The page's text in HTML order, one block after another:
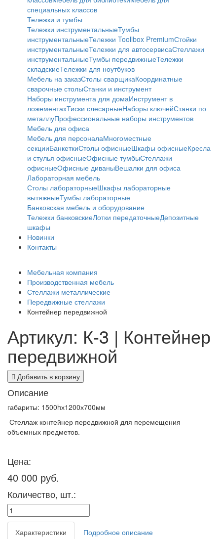
специальных классов
Тележки и тумбы
Тележки инструментальныеТумбы
инструментальныеТележки Toollbox PremiumСтойки
инструментальныеТележки для автосервисаСтеллажи
инструментальныеТумбы передвижныеТележки
складскиеТележки для ноутбуков
Мебель на заказСтолы сварщикаКоординатные
сварочные столыСтанки и инструмент
Наборы инструмента для домаИнструмент в
ложементахТиски слесарныеНаборы ключейСтанки по
металлуПрофессиональные наборы инструментов
Мебель для офиса
Мебель для персоналаМногоместные
секцииБанкеткиСтолы офисныеШкафы офисныеКресла
и стулья офисныеОфисные тумбыСтеллажи
офисныеОфисные диваныВешалки для офиса
Лабораторная мебель
Столы лабораторныеШкафы лабораторные
вытяжныеТумбы лабораторные
Банковская мебель и оборудование
Тележки банковскиеЛотки передаточныеДепозитные
шкафы
Новинки
Контакты
Мебельная компания
Производственная мебель
Стеллажи металлические
Передвижные стеллажи
Контейнер передвижной
Артикул: К-3 | Контейнер
передвижной
Добавить в корзину
Описание
габариты: 1500hх1200х700мм
Стеллаж контейнер передвижной для перемещения
объемных предметов.
Цена:
40 000 руб.
Количество, шт.:
Характеристики Подробное описание